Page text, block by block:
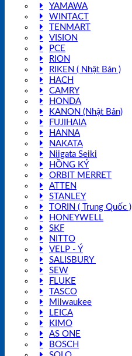
YAMAWA
WINTACT
TENMART
VISION
PCE
RION
RIKEN ( Nhật Bản )
HACH
CAMRY
HONDA
KANON (Nhật Bản)
FUJIHAIA
HANNA
NAKATA
Niigata Seiki
HỒNG KÝ
ORBIT MERRET
ATTEN
STANLEY
TORIN ( Trung Quốc )
HONEYWELL
SKF
NITTO
VELP - Ý
SALISBURY
SEW
FLUKE
TASCO
Milwaukee
LEICA
KIMO
AS ONE
BOSCH